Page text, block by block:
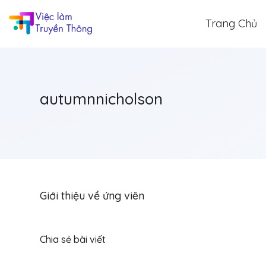
Trang Chủ
autumnnicholson
Giới thiệu về ứng viên
Chia sẻ bài viết